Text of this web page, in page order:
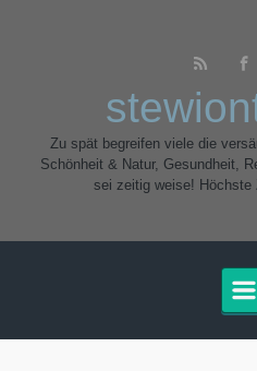
Zu spät begreifen viele die
Schönheit & Natur, Gesundheit,
sei zeitig weise! Höchste